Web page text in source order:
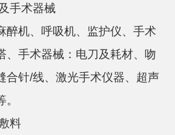
手术器械
醉机、呼吸机、监护仪、手术
、手术器械： 电刀及耗材、吻
合针/线、激光手术仪器、超声
。
料